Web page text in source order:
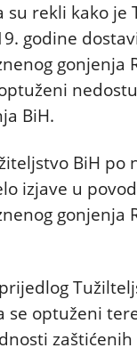
su rekli kako je
godine
gonjenja
BiH.
BiH po
izjave u
gonjenja
se optuženi
zaštićenih